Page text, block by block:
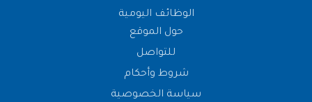
الوظائف اليومية
حول الموقع
للتواصل
شروط وأحكام
سياسة الخصوصية